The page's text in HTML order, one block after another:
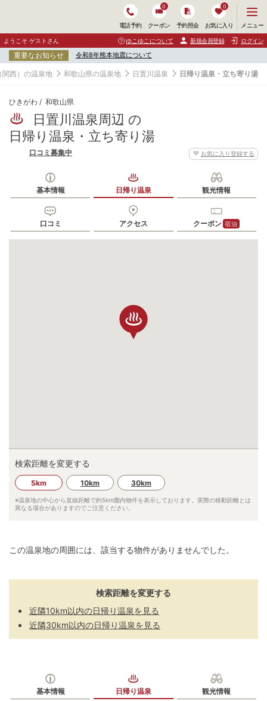
電話予約 クーポン
0
予約照会 お気に入り
0
ニ
ュ
ー
開
く
メニュー
ようこそ ゲストさん ゆこゆこについて 新規会員登録 ログイン
重要なお知らせ 令和8年熊本地震について
関西）の温泉地 和歌山県の温泉地 日置川温泉 日帰り温泉・立ち寄り湯
ひきがわ 和歌山県
日置川温泉周辺 の
日帰り温泉・立ち寄り湯
お気に入り登録する
口コミ募集中
基本情報 日帰り温泉 観光情報
口コミ アクセス クーポン 宿泊
検索距離を変更する
5km 10km 30km
※温泉地の中心から直線距離で約5km圏内物件を表示しております。実際の移動距離とは
異なる場合がありますのでご注意ください。
この温泉地の周囲には、該当する物件がありませんでした。
検索距離を変更する
近隣10km以内の日帰り温泉を見る
近隣30km以内の日帰り温泉を見る
基本情報 日帰り温泉 観光情報